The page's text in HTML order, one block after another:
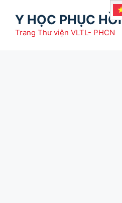
Y HỌC PHỤC HỒI
Trang Thư viện VLTL- PHCN